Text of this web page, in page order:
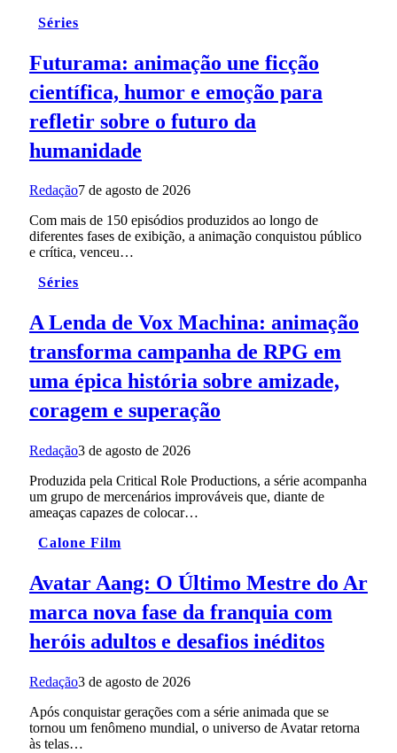
Séries
Futurama: animação une ficção
científica, humor e emoção para
refletir sobre o futuro da
humanidade
Redação7 de agosto de 2026
Com mais de 150 episódios produzidos ao longo de
diferentes fases de exibição, a animação conquistou público
e crítica, venceu…
Séries
A Lenda de Vox Machina: animação
transforma campanha de RPG em
uma épica história sobre amizade,
coragem e superação
Redação3 de agosto de 2026
Produzida pela Critical Role Productions, a série acompanha
um grupo de mercenários improváveis que, diante de
ameaças capazes de colocar…
Calone Film
Avatar Aang: O Último Mestre do Ar
marca nova fase da franquia com
heróis adultos e desafios inéditos
Redação3 de agosto de 2026
Após conquistar gerações com a série animada que se
tornou um fenômeno mundial, o universo de Avatar retorna
às telas…